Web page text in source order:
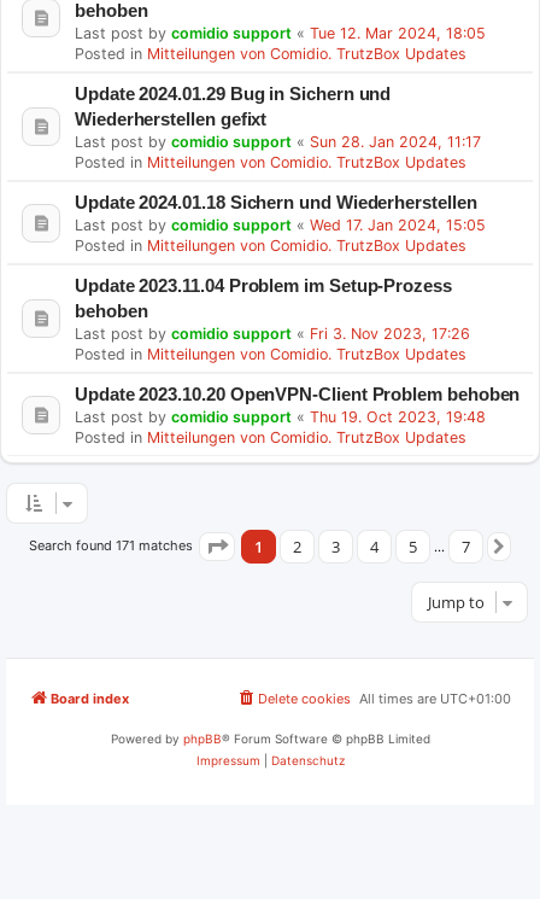
behoben
Last post by comidio support « Tue 12. Mar 2024, 18:05
Posted in Mitteilungen von Comidio. TrutzBox Updates
Update 2024.01.29 Bug in Sichern und
Wiederherstellen gefixt
Last post by comidio support « Sun 28. Jan 2024, 11:17
Posted in Mitteilungen von Comidio. TrutzBox Updates
Update 2024.01.18 Sichern und Wiederherstellen
Last post by comidio support « Wed 17. Jan 2024, 15:05
Posted in Mitteilungen von Comidio. TrutzBox Updates
Update 2023.11.04 Problem im Setup-Prozess
behoben
Last post by comidio support « Fri 3. Nov 2023, 17:26
Posted in Mitteilungen von Comidio. TrutzBox Updates
Update 2023.10.20 OpenVPN-Client Problem behoben
Last post by comidio support « Thu 19. Oct 2023, 19:48
Posted in Mitteilungen von Comidio. TrutzBox Updates
Search found 171 matches Page of
1 2 3 4 5 … 7
Jump to
Board index All times are UTC+01:00
Delete cookies
Powered by phpBB® Forum Software © phpBB Limited
Impressum
Datenschutz